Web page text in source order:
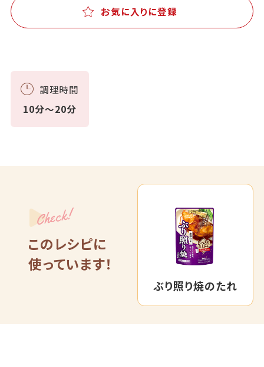
お気に入りに登録
調理時間
10分～20分
Check!
このレシピに
使っています！
ぶり照り焼のたれ